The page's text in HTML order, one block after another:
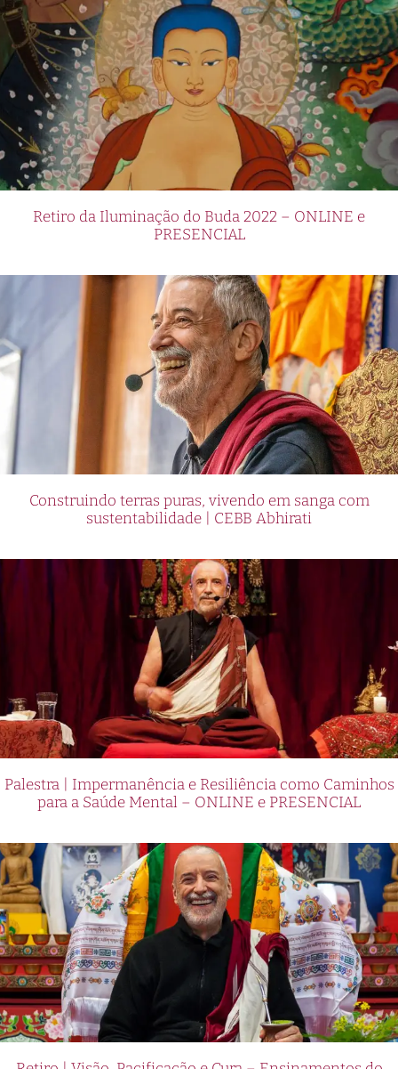
Retiro da Iluminação do Buda 2022 – ONLINE e
PRESENCIAL
Construindo terras puras, vivendo em sanga com
sustentabilidade | CEBB Abhirati
Palestra | Impermanência e Resiliência como Caminhos
para a Saúde Mental – ONLINE e PRESENCIAL